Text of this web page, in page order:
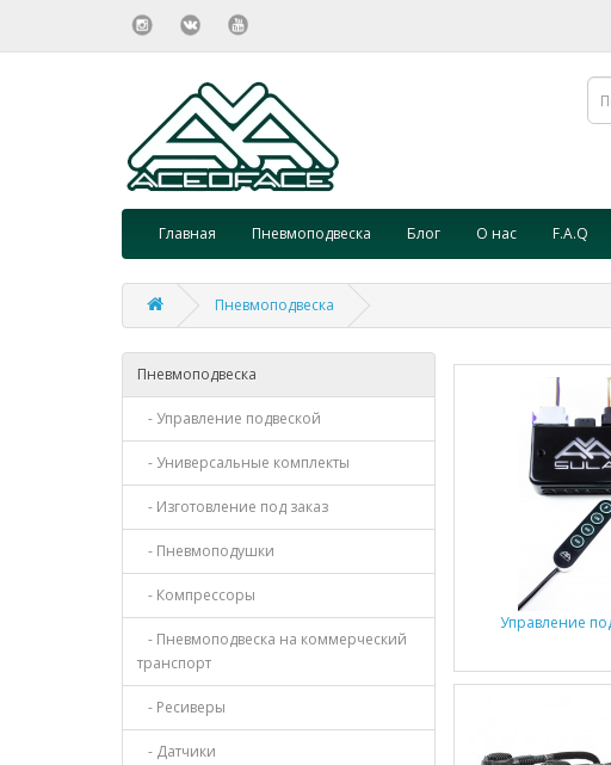
Главная Пневмоподвеска Блог О нас F.A.Q
Пневмоподвеска
Пневмоподвеска
- Управление подвеской
- Универсальные комплекты
- Изготовление под заказ
- Пневмоподушки
- Компрессоры
- Пневмоподвеска на коммерческий
транспорт
- Ресиверы
- Датчики
Управление